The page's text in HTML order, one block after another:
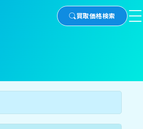
買取価格検索